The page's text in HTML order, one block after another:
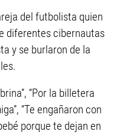
del futbolista quien
diferentes cibernautas
y se burlaron de la
“Por la billetera
“Te engañaron con
porque te dejan en